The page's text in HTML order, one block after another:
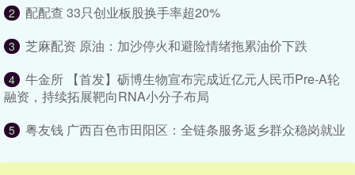
2 配配查 33只创业板股换手率超20%
3 芝麻配资 原油：加沙停火和避险情绪拖累油价下跌
4
牛金所 【首发】砺博生物宣布完成近亿元人民币Pre-A轮
融资，持续拓展靶向RNA小分子布局
5 粤友钱 广西百色市田阳区：全链条服务返乡群众稳岗就业